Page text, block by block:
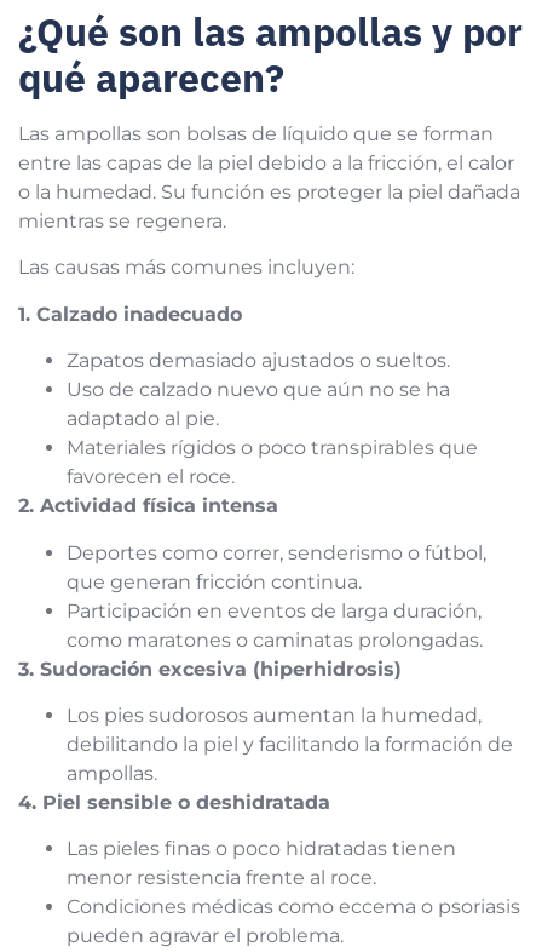
¿Qué son las ampollas y por
qué aparecen?
Las ampollas son bolsas de líquido que se forman
entre las capas de la piel debido a la fricción, el calor
o la humedad. Su función es proteger la piel dañada
mientras se regenera.
Las causas más comunes incluyen:
1. Calzado inadecuado
Zapatos demasiado ajustados o sueltos.
Uso de calzado nuevo que aún no se ha
adaptado al pie.
Materiales rígidos o poco transpirables que
favorecen el roce.
2. Actividad física intensa
Deportes como correr, senderismo o fútbol,
que generan fricción continua.
Participación en eventos de larga duración,
como maratones o caminatas prolongadas.
3. Sudoración excesiva (hiperhidrosis)
Los pies sudorosos aumentan la humedad,
debilitando la piel y facilitando la formación de
ampollas.
4. Piel sensible o deshidratada
Las pieles finas o poco hidratadas tienen
menor resistencia frente al roce.
Condiciones médicas como eccema o psoriasis
pueden agravar el problema.